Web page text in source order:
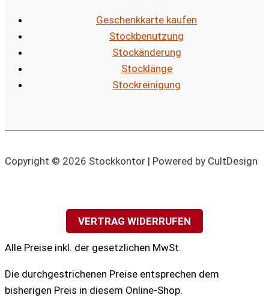
Geschenkkarte kaufen
Stockbenutzung
Stockänderung
Stocklänge
Stockreinigung
Copyright © 2026 Stockkontor | Powered by CultDesign
VERTRAG WIDERRUFEN
Alle Preise inkl. der gesetzlichen MwSt.
Die durchgestrichenen Preise entsprechen dem
bisherigen Preis in diesem Online-Shop.